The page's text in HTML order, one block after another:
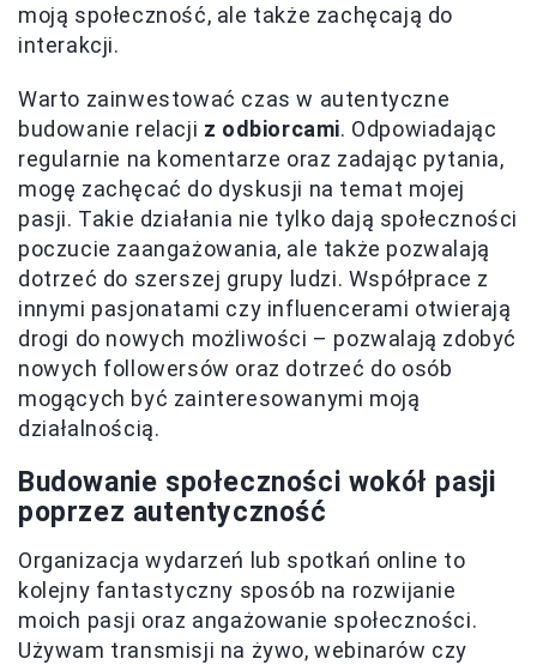
moją społeczność, ale także zachęcają do
interakcji.
Warto zainwestować czas w autentyczne
budowanie relacji z odbiorcami. Odpowiadając
regularnie na komentarze oraz zadając pytania,
mogę zachęcać do dyskusji na temat mojej
pasji. Takie działania nie tylko dają społeczności
poczucie zaangażowania, ale także pozwalają
dotrzeć do szerszej grupy ludzi. Współprace z
innymi pasjonatami czy influencerami otwierają
drogi do nowych możliwości – pozwalają zdobyć
nowych followersów oraz dotrzeć do osób
mogących być zainteresowanymi moją
działalnością.
Budowanie społeczności wokół pasji
poprzez autentyczność
Organizacja wydarzeń lub spotkań online to
kolejny fantastyczny sposób na rozwijanie
moich pasji oraz angażowanie społeczności.
Używam transmisji na żywo, webinarów czy